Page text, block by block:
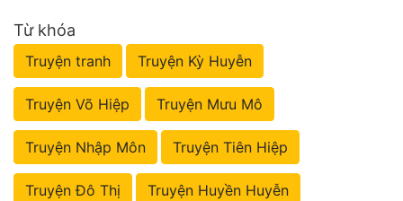
Từ khóa
Truyện tranh Truyện Kỳ Huyễn
Truyện Võ Hiệp Truyện Mưu Mô
Truyện Nhập Môn Truyện Tiên Hiệp
Truyện Đô Thị Truyện Huyền Huyễn